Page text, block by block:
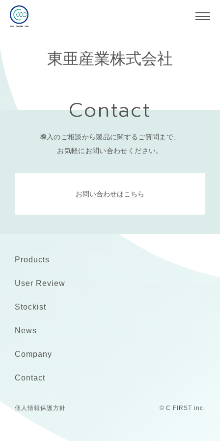
東亜産業株式会社
Contact
導入のご相談から製品に関するご質問まで、
お気軽にお問い合わせください。
お問い合わせはこちら
Products
User Review
Stockist
News
Company
Contact
個人情報保護方針 © C FIRST inc.